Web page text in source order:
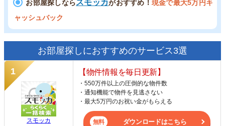
お部屋探しならスモッカがおすすめ！ 現金で最大5万円キ
ャッシュバック
お部屋探しにおすすめのサービス3選
スモッカ
【物件情報を毎日更新】
・550万件以上の圧倒的な物件数
・通知機能で物件を見逃さない
・最大5万円のお祝い金がもらえる
ダウンロードはこちら